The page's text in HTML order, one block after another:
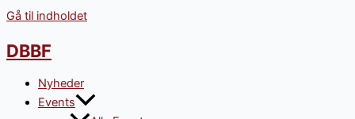
Gå til indholdet
DBBF
Nyheder
Events